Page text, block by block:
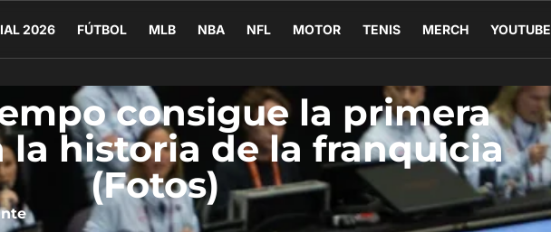
2026 FÚTBOL MLB NBA NFL MOTOR TENIS MERCH YOUTUBE
consigue la primera
la historia de la franquicia
(Fotos)